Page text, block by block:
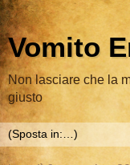
Vomito
Non lasciare che la
giusto